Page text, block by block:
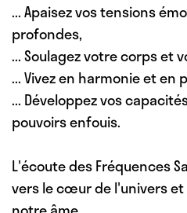
... Apaisezvos tensions
profondes,
... Soulagezvotre corps et
... Vivezen harmonie et en
... Développezvos
pouvoirs enfouis.
L'écoute des Fréquences
vers le cœur de l'univers